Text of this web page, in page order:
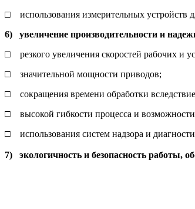
□ использования измерительных устройств
6) увеличение производительности и
□ резкого увеличения скоростей рабочих и
□ значительной мощности приводов;
□ сокращения времени обработки
□ высокой гибкости процесса и возможности
□ использования систем надзора и
7) экологичность и безопасность работы,